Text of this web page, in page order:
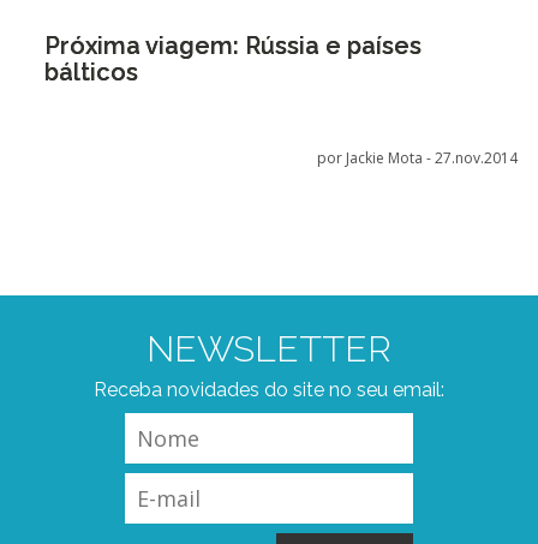
Próxima viagem: Rússia e países
bálticos
por Jackie Mota -27.nov.2014
NEWSLETTER
Receba novidades do site no seu email: